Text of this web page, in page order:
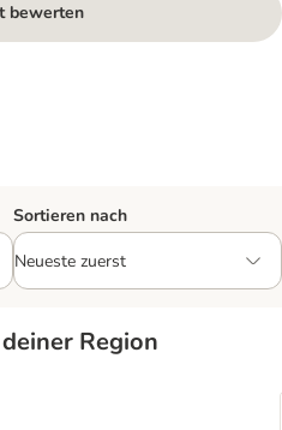
bewerten
Sortieren nach
Region